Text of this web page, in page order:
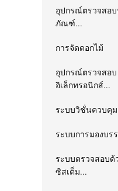
อุปกรณ์ตรวจสอบ
ภัณฑ์...
การจัดดอกไม้
อุปกรณ์ตรวจสอบ
อิเล็กทรอนิกส์...
ระบบวิชั่นควบคุ
ระบบการมองบ
ระบบตรวจสอบด้
ซิสเต็ม...